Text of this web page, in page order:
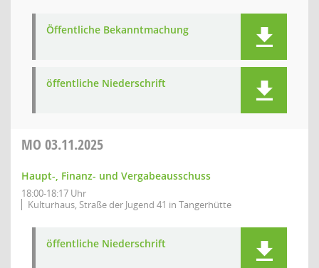
Öffentliche Bekanntmachung
öffentliche Niederschrift
MO 03.11.2025
Haupt-, Finanz- und Vergabeausschuss
18:00-18:17 Uhr
Kulturhaus, Straße der Jugend 41 in Tangerhütte
öffentliche Niederschrift